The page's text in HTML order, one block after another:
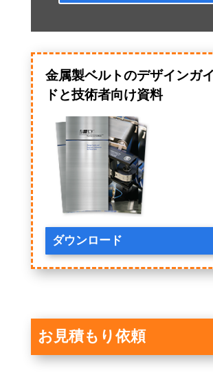
金属製ベルトのデザインガイ
ドと技術者向け資料
ダウンロード
お見積もり依頼